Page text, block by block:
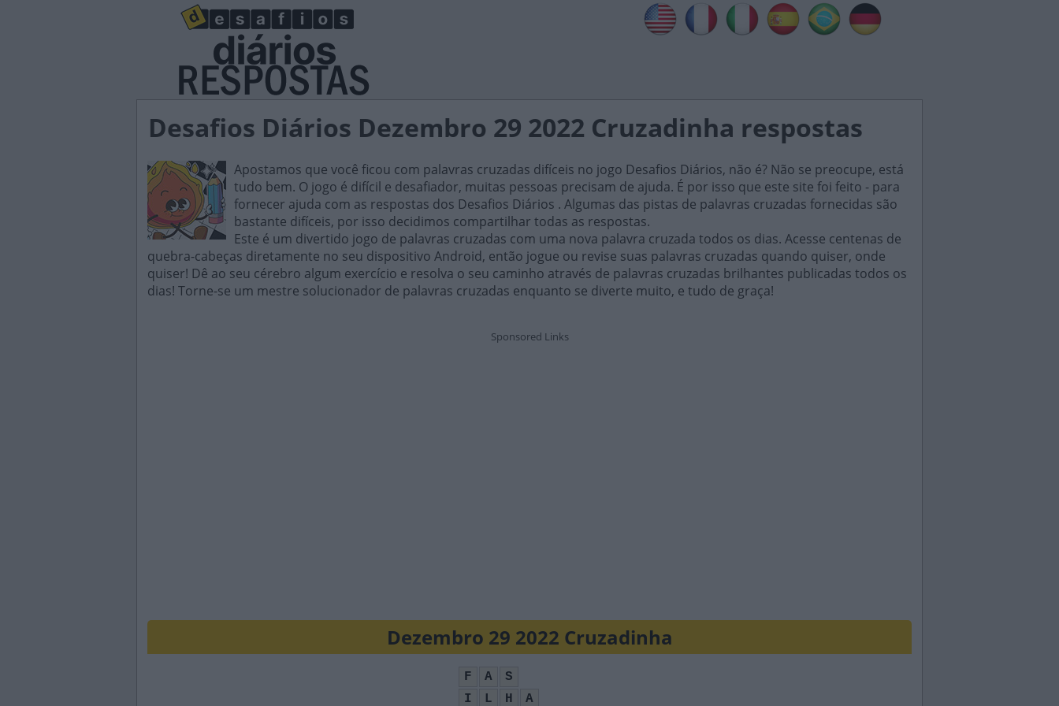
Desafios Diários Dezembro 29 2022 Cruzadinha respostas
Apostamos que você ficou com palavras cruzadas difíceis no jogo Desafios Diários, não é? Não se preocupe, está
tudo bem. O jogo é difícil e desafiador, muitas pessoas precisam de ajuda. É por isso que este site foi feito - para
fornecer ajuda com as respostas dos Desafios Diários . Algumas das pistas de palavras cruzadas fornecidas são
bastante difíceis, por isso decidimos compartilhar todas as respostas.
Este é um divertido jogo de palavras cruzadas com uma nova palavra cruzada todos os dias. Acesse centenas de
quebra-cabeças diretamente no seu dispositivo Android, então jogue ou revise suas palavras cruzadas quando quiser, onde
quiser! Dê ao seu cérebro algum exercício e resolva o seu caminho através de palavras cruzadas brilhantes publicadas todos os
dias! Torne-se um mestre solucionador de palavras cruzadas enquanto se diverte muito, e tudo de graça!
Dezembro 29 2022 Cruzadinha
F A
S
I
L H
A